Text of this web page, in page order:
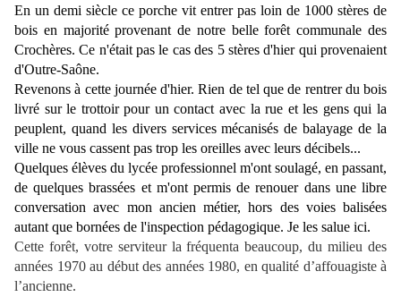
En un demi siècle ce porche vit entrer pas loin de 1000 stères de
bois en majorité provenant de notre belle forêt communale des
Crochères. Ce n'était pas le cas des 5 stères d'hier qui provenaient
d'Outre-Saône.
Revenons à cette journée d'hier. Rien de tel que de rentrer du bois
livré sur le trottoir pour un contact avec la rue et les gens qui la
peuplent, quand les divers services mécanisés de balayage de la
ville ne vous cassent pas trop les oreilles avec leurs décibels...
Quelques élèves du lycée professionnel m'ont soulagé, en passant,
de quelques brassées et m'ont permis de renouer dans une libre
conversation avec mon ancien métier, hors des voies balisées
autant que bornées de l'inspection pédagogique. Je les salue ici.
Cette forêt, votre serviteur la fréquenta beaucoup, du milieu des
années 1970 au début des années 1980, en qualité d’affouagiste à
l’ancienne.